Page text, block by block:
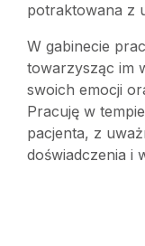
potraktowana z
W gabinecie
towarzysząc im
swoich emocji
Pracuję w
pacjenta, z
doświadczenia i